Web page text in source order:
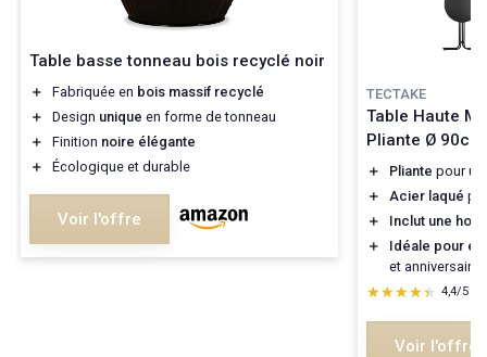
Table basse tonneau bois recyclé noir
＋ Fabriquée en bois massif recyclé
＋
Design unique en forme de tonneau
＋
Finition noire élégante
＋
Écologique et durable
Voir l'offre
TECTAKE
Table Haute
Pliante Ø 90cm
＋ Pliante pour
＋
Acier laqué
＋
Inclut une
＋
Idéale pour
et anniversaires
★★★★★
★★★★★ 4,4/5
Voir l'offre